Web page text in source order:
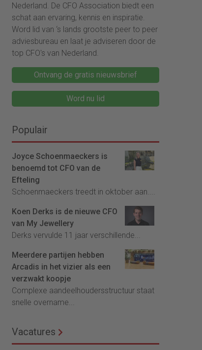
Nederland. De CFO Association biedt een
schat aan ervaring, kennis en inspiratie.
Word lid van ‘s lands grootste peer to peer
adviesbureau en laat je adviseren door de
top CFO's van Nederland.
Ontvang de gratis nieuwsbrief
Word nu lid
Populair
Joyce Schoenmaeckers is
benoemd tot CFO van de
Efteling
Schoenmaeckers treedt in oktober aan....
Koen Derks is de nieuwe CFO
van My Jewellery
Derks vervulde 11 jaar verschillende...
Meerdere partijen hebben
Arcadis in het vizier als een
verzwakt koopje
Complexe aandeelhoudersstructuur staat
snelle overname...
Vacatures